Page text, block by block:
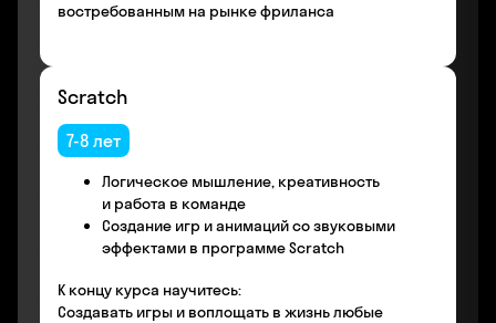
востребованным на рынке фриланса
Scratch
7-8 лет
Логическое мышление, креативность
и работа в команде
Создание игр и анимаций со звуковыми
эффектами в программе Scratch
К концу курса научитесь:
Создавать игры и воплощать в жизнь любые